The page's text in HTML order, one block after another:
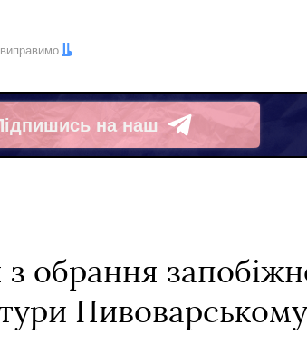
на наш
обрання
Пивоварському